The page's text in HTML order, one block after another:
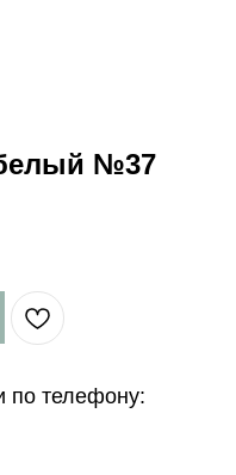
№37
по телефону: